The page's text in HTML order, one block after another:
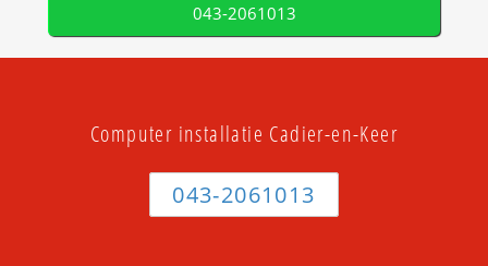
043-2061013
Computer installatie Cadier-en-Keer
043-2061013